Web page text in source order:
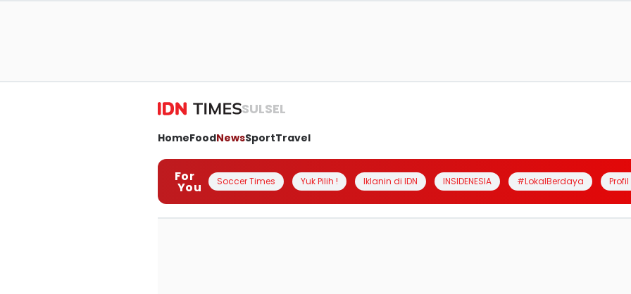
SULSEL
HomeFoodNewsSportTravel
For
You Soccer Times Yuk Pilih ! Iklanin di IDN INSIDENESIA #LokalBerdaya